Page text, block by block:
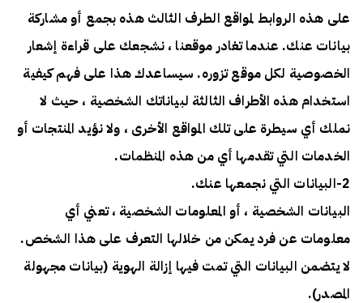
على هذه الروابط لمواقع الطرف الثالث هذه بجمع أو مشاركة
بيانات عنك. عندما تغادر موقعنا ، نشجعك على قراءة إشعار
الخصوصية لكل موقع تزوره. سيساعدك هذا على فهم كيفية
استخدام هذه الأطراف الثالثة لبياناتك الشخصية ، حيث لا
نملك أي سيطرة على تلك المواقع الأخرى ، ولا نؤيد المنتجات أو
الخدمات التي تقدمها أي من هذه المنظمات.
2-البيانات التي نجمعها عنك.
البيانات الشخصية ، أو المعلومات الشخصية ، تعني أي
معلومات عن فرد يمكن من خلالها التعرف على هذا الشخص.
لا يتضمن البيانات التي تمت فيها إزالة الهوية (بيانات مجهولة
المصدر).